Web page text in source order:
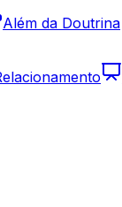
Além da Doutrina